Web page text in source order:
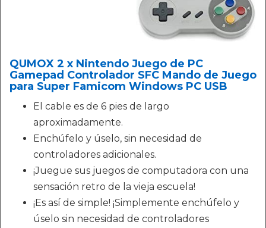
QUMOX 2 x Nintendo Juego de PC
Gamepad Controlador SFC Mando de Juego
para Super Famicom Windows PC USB
El cable es de 6 pies de largo
aproximadamente.
Enchúfelo y úselo, sin necesidad de
controladores adicionales.
¡Juegue sus juegos de computadora con una
sensación retro de la vieja escuela!
¡Es así de simple! ¡Simplemente enchúfelo y
úselo sin necesidad de controladores